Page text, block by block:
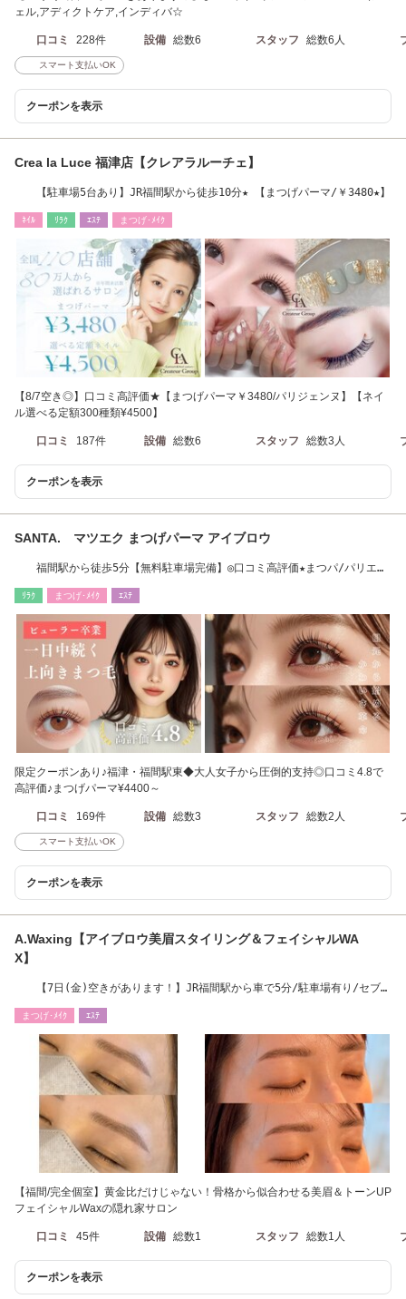
ェル,アディクトケア,インディバ☆
口コミ 228件 設備 総数6 スタッフ 総数6人
スマート支払いOK
クーポンを表示
Crea la Luce 福津店【クレアラルーチェ】
【駐車場5台あり】JR福間駅から徒歩10分★ 【まつげパーマ/￥3480★】
ﾈｲﾙ ﾘﾗｸ ｴｽﾃ まつげ･ﾒｲｸ
【8/7空き◎】口コミ高評価★【まつげパーマ￥3480/パリジェンヌ】【ネイ
ル選べる定額300種類¥4500】
口コミ 187件 設備 総数6 スタッフ 総数3人
クーポンを表示
SANTA. マツエク まつげパーマ アイブロウ
福間駅から徒歩5分【無料駐車場完備】◎口コミ高評価★まつパ/パリエ
ﾘﾗｸ まつげ･ﾒｲｸ ｴｽﾃ
限定クーポンあり♪福津・福間駅東◆大人女子から圧倒的支持◎口コミ4.8で
高評価♪まつげパーマ¥4400～
口コミ 169件 設備 総数3 スタッフ 総数2人
スマート支払いOK
クーポンを表示
A.Waxing【アイブロウ美眉スタイリング＆フェイシャルWA
X】
【7日(金)空きがあります！】JR福間駅から車で5分/駐車場有り/セブン
まつげ･ﾒｲｸ ｴｽﾃ
【福間/完全個室】黄金比だけじゃない！骨格から似合わせる美眉＆トーンUP
フェイシャルWaxの隠れ家サロン
口コミ 45件 設備 総数1 スタッフ 総数1人
クーポンを表示